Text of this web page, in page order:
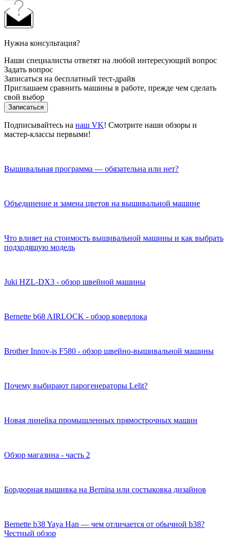
Нужна консультация?
Наши специалисты ответят на любой интересующий вопрос
Задать вопрос
Записаться на бесплатный тест-драйв
Приглашаем сравнить машины в работе, прежде чем сделать
свой выбор
Записаться
Подписывайтесь на наш VK! Смотрите наши обзоры и
мастер-классы первыми!
Вышивальная программа — обязательна или нет?
Объединение и замена цветов на вышивальной машине
Что влияет на стоимость вышивальной машины и как выбрать
подходящую модель
Juki HZL-DX3 - обзор швейной машины
Bernette b68 AIRLOCK - обзор коверлока
Brother Innov-is F580 - обзор швейно-вышивальной машины
Почему выбирают парогенераторы Lelit?
Новая линейка промышленных прямострочных машин
Обзор магазина - часть 2
Бордюрная вышивка на Bernina или состыковка дизайнов
Bernette b38 Yaya Han — чем отличается от обычной b38?
Честный обзор